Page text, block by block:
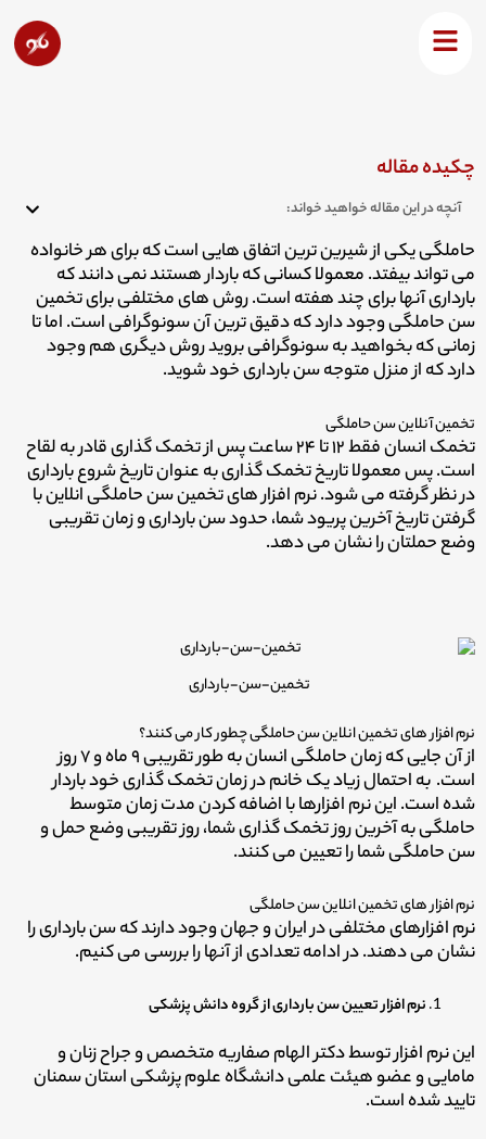
محاسبه آنلاین سن بارداری
چکیده مقاله
آنچه در این مقاله خواهید خواند:
حاملگی یکی از شیرین ترین اتفاق هایی است که برای هر خانواده
می تواند بیفتد.معمولا کسانی که باردار هستند نمی دانند که
بارداری آنها برای چند هفته است.روش های مختلفی برای تخمین
سن حاملگی وجود دارد که دقیق ترین آن سونوگرافی است.اما تا
زمانی که بخواهید به سونوگرافی بروید روش دیگری هم وجود
دارد که از منزل متوجه سن بارداری خود شوید.
تخمین آنلاین سن حاملگی
تخمک انسان فقط ۱۲ تا ۲۴ ساعت پس از تخمک گذاری قادر به لقاح
است.پسمعمولا تاریخ تخمک گذاری به عنوان تاریخ شروع بارداری
در نظر گرفته می شود.نرم افزار های تخمین سن حاملگی انلاین با
گرفتن تاریخ آخرین پریود شما، حدود سن بارداری و زمان تقریبی
وضع حملتان را نشان می دهد.
تخمین-سن-بارداری
نرم افزار های تخمین انلاین سن حاملگی چطور کار می کنند؟
از آن جایی که زمان حاملگی انسان به طور تقریبی ۹ ماه و ۷ روز
است. به احتمال زیاد یک خانم در زمان تخمک گذاری خود باردار
شده است.این نرم افزارها با اضافه کردن مدت زمان متوسط
حاملگی به آخرین روز تخمک گذاری شما، روز تقریبی وضع حمل و
سن حاملگی شما را تعیین می کنند.
نرم افزار های تخمین انلاین سن حاملگی
نرم افزارهای مختلفی در ایران و جهان وجود دارند که سن بارداری را
نشان می دهند. در ادامه تعدادی از آنها را بررسی می کنیم.
نرم افزار تعیین سن بارداری از گروه دانش پزشکی
این نرم افزار توسط دکتر الهام صفاریه متخصص و جراح زنان و
مامایی و عضو هیئت علمی دانشگاه علوم پزشکی استان سمنان
تایید شده است.